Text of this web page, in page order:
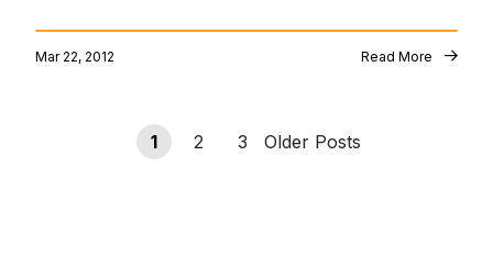
Mar 22, 2012 Read More
1 2 3 Older Posts